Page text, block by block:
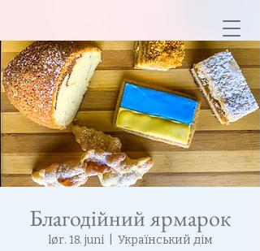
Благодійний ярмарок
lør. 18. juni
  |
Український дім